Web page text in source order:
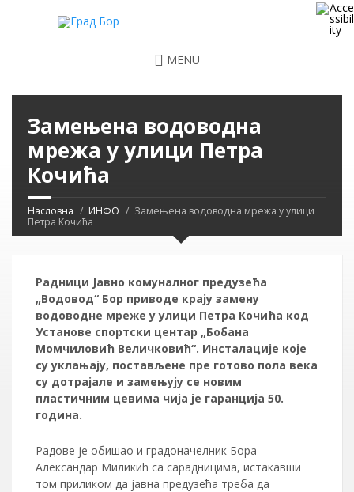
MENU
Замењена водоводна
мрежа у улици Петра
Кочића
Насловна ИНФО
Замењена водоводна мрежа у улици
Петра Кочића
Радници Јавно комуналног предузећа
„Водовод“ Бор приводе крају замену
водоводне мреже у улици Петра Кочића код
Установе спортски центар „Бобана
Момчиловић Величковић“. Инсталације које
су уклањају, постављене пре готово пола века
су дотрајале и замењују се новим
пластичним цевима чија је гаранција 50.
година.
Радове је обишао и градоначелник Бора
Александар Миликић са сарадницима, истакавши
том приликом да јавна предузећа треба да